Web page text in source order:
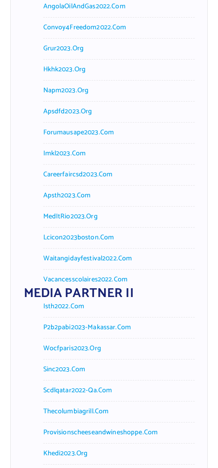
AngolaOilAndGas2022.com
Convoy4Freedom2022.com
Grur2023.org
Hkhk2023.org
Napm2023.org
Apsdfd2023.org
Forumausape2023.com
Imkl2023.com
Careerfaircsd2023.com
Apsth2023.com
MedItRio2023.org
Lcicon2023boston.com
Waitangidayfestival2022.com
Vacancesscolaires2022.com
MEDIA PARTNER II
Isth2022.com
P2b2pabi2023-Makassar.com
Wocfparis2023.org
Sinc2023.com
Scdlqatar2022-Qa.com
Thecolumbiagrill.com
Provisionscheeseandwineshoppe.com
Khedi2023.org